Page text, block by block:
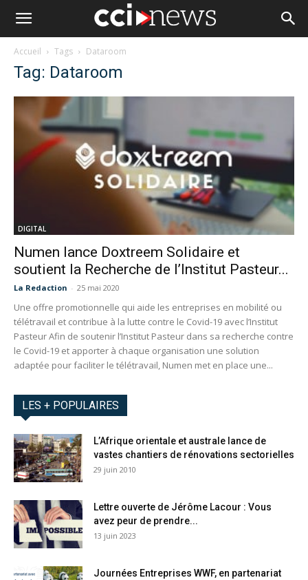
Accueil Tags Dataroom
Tag: Dataroom
DIGITAL
Numen lance Doxtreem Solidaire et
soutient la Recherche de l’Institut Pasteur...
La Redaction - 25 mai 2020
Une offre promotionnelle qui aide les entreprises en mobilité ou
télétravail et contribue à la lutte contre le Covid-19 avec l’Institut
Pasteur Afin de soutenir l’Institut Pasteur dans sa recherche contre
le Covid-19 et apporter à chaque organisation une solution
adaptée pour faciliter le télétravail, Numen met en place une...
LES + POPULAIRES
L’Afrique orientale et australe lance de
vastes chantiers de rénovations sectorielles
29 juin 2010
Lettre ouverte de Jérôme Lacour : Vous
avez peur de prendre...
13 juin 2023
Journées Entreprises WWF, en partenariat